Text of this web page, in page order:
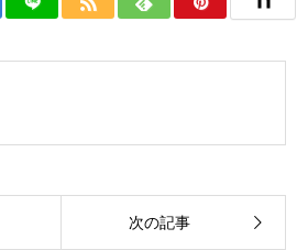
次の記事